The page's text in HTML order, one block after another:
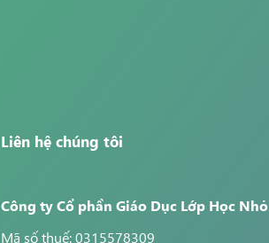
Liên hệ chúng tôi
Công ty Cổ phần Giáo Dục Lớp Học Nhỏ
Mã số thuế: 0315578309